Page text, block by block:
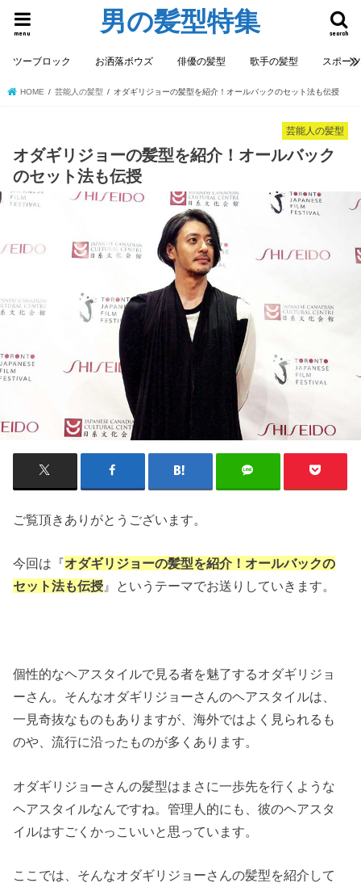
男の髪型特集 search
menu
ツーブロック お洒落ボウズ 俳優の髪型 歌手の髪型 スポー
HOME 芸能人の髪型 オダギリジョーの髪型を紹介！オールバックのセット法も伝授
芸能人の髪型
オダギリジョーの髪型を紹介！オールバック
のセット法も伝授
ご覧頂きありがとうございます。
今回は『オダギリジョーの髪型を紹介！オールバックの
セット法も伝授 』というテーマでお送りしていきます。
個性的なヘアスタイルで見る者を魅了するオダギリジョ
ーさん。そんなオダギリジョーさんのヘアスタイルは、
一見奇抜なものもありますが、海外ではよく見られるも
のや、流行に沿ったものが多くあります。
オダギリジョーさんの髪型はまさに一歩先を行くような
ヘアスタイルなんですね。管理人的にも、彼のヘアスタ
イルはすごくかっこいいと思っています。
ここでは、そんなオダギリジョーさんの髪型を紹介して